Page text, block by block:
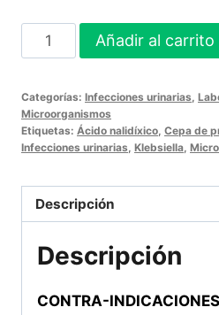
UROGESIC
100
cantidad
Añadir al carrito
Categorías: Infecciones urinarias
Microorganismos
Etiquetas: Ácido nalidíxico Cepa de
Infecciones urinarias Klebsiella
Descripción
Descripción
CONTRA-